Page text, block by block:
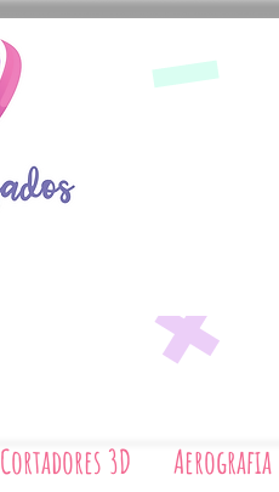
Cortadores 3D Aerografia